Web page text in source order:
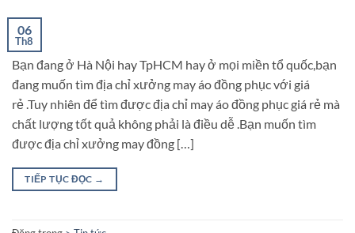
06
Th8
Bạn đang ở Hà Nội hay TpHCM hay ở mọi miền tổ quốc,bạn
đang muốn tìm địa chỉ xưởng may áo đồng phục với giá
rẻ .Tuy nhiên để tìm được địa chỉ may áo đồng phục giá rẻ mà
chất lượng tốt quả không phải là điều dễ .Bạn muốn tìm
được địa chỉ xưởng may đồng […]
TIẾP TỤC ĐỌC →